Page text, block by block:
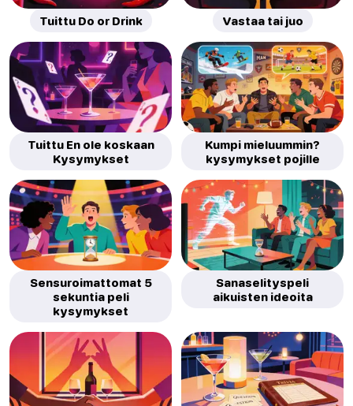
Tuittu Do or Drink Vastaa tai juo
Tuittu En ole koskaan
Kysymykset
Kumpi mieluummin?
kysymykset pojille
Sensuroimattomat 5
sekuntia peli
kysymykset
Sanaselityspeli
aikuisten ideoita